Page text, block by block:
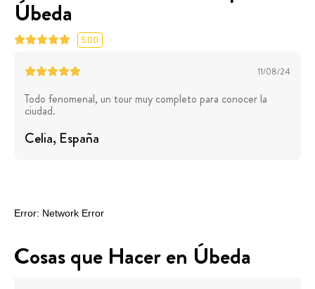
Úbeda
5.00
11/08/24
Todo fenomenal, un tour muy completo para conocer la
ciudad.
Celia, España
Cosas que Hacer en Úbeda